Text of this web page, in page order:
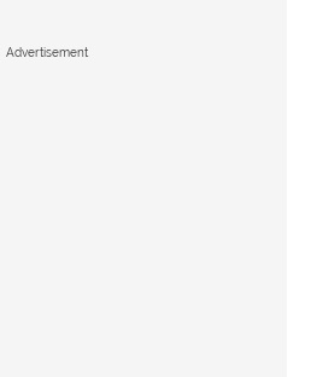
Advertisement